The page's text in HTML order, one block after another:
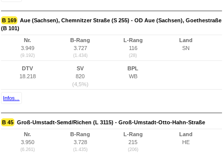
B 169 Aue (Sachsen), Chemnitzer Straße (S 255) - OD Aue (Sachsen), Goethestraße
(B 101)
Nr.
3.949
(9.192)
B-Rang
3.727
(1.434)
L-Rang
116
(28)
Land
SN
DTV
18.218
SV
820
(4,5%)
BPL
WB
Infos...
B 45 Groß-Umstadt-Semd/Richen (L 3115) - Groß-Umstadt-Otto-Hahn-Straße
Nr.
3.950
(6.261)
B-Rang
3.728
(1.435)
L-Rang
215
(206)
Land
HE